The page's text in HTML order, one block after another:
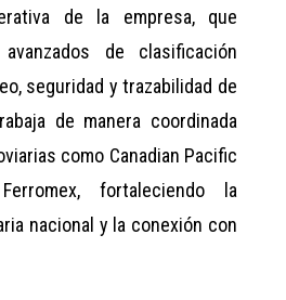
de la empresa, que
de clasificación
seguridad y trazabilidad de
de manera coordinada
como Canadian Pacific
fortaleciendo la
nacional y la conexión con